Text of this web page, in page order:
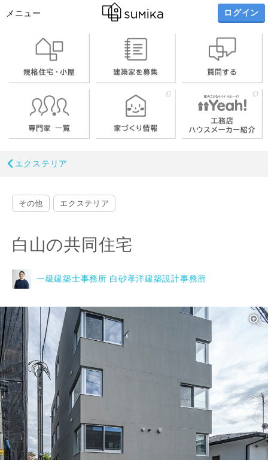
メニュー ログイン
エクステリア
その他 エクステリア
白山の共同住宅
一級建築士事務所 白砂孝洋建築設計事務所